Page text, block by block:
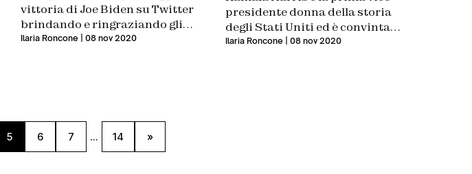
vittoria di Joe Biden su Twitter
brindando e ringraziando gli
Usa per la mancata rielezione
Ilaria Roncone | 08 nov 2020
presidente donna della storia
degli Stati Uniti ed è convinta
che non sarà l’ultima
Ilaria Roncone | 08 nov 2020
5 6 7 ... 14 »